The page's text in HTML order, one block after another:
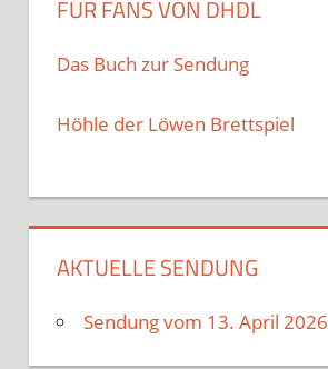
FÜR FANS VON DHDL
Das Buch zur Sendung
Höhle der Löwen Brettspiel
AKTUELLE SENDUNG
Sendung vom 13. April 2026